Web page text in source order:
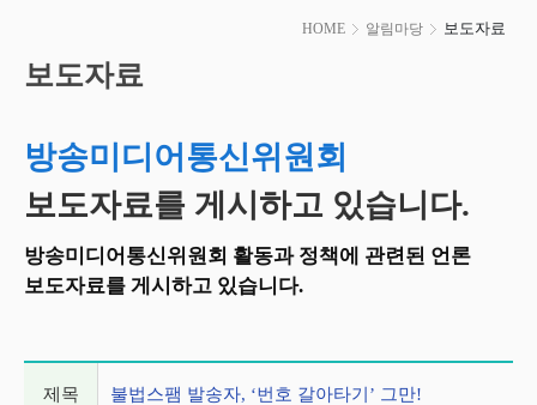
HOME 알림마당 보도자료
시
작
보도자료
방송미디어통신위원회
보도자료를 게시하고 있습니다.
방송미디어통신위원회 활동과 정책에 관련된 언론
보도자료를 게시하고 있습니다.
제목 불법스팸 발송자, ‘번호 갈아타기’ 그만!